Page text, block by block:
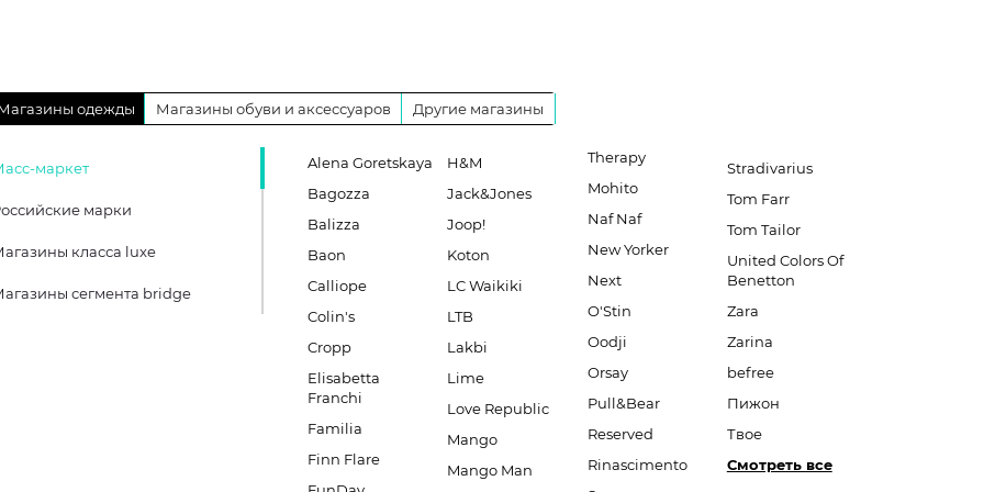
одежды Магазины обуви и аксессуаров Другие магазины
маркет
марки
класса luxe
сегмента bridge
Alena Goretskaya
Bagozza
Balizza
Baon
Calliope
Colin's
Cropp
Elisabetta
Franchi
Familia
Finn Flare
H&M
Jack&Jones
Joop!
Koton
LC Waikiki
LTB
Lakbi
Lime
Love Republic
Mango
Mango Man
Therapy
Mohito
Naf Naf
New Yorker
Next
O'Stin
Oodji
Orsay
Pull&Bear
Reserved
Rinascimento
Stradivarius
Tom Farr
Tom Tailor
United Colors Of
Benetton
Zara
Zarina
befree
Пижон
Твое
Смотреть все